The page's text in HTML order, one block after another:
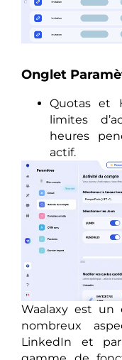
Onglet
Quotas et
limites
heures
actif.
Waalaxy est un
nombreux
LinkedIn et